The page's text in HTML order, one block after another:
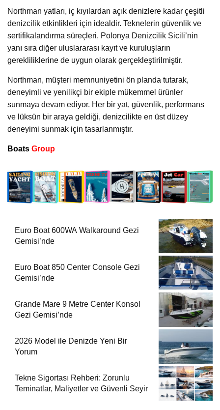
Northman yatları, iç kıyılardan açık denizlere kadar çeşitli
denizcilik etkinlikleri için idealdir. Teknelerin güvenlik ve
sertifikalandırma süreçleri, Polonya Denizcilik Sicili’nin
yanı sıra diğer uluslararası kayıt ve kuruluşların
gerekliliklerine de uygun olarak gerçekleştirilmiştir.
Northman, müşteri memnuniyetini ön planda tutarak,
deneyimli ve yenilikçi bir ekiple mükemmel ürünler
sunmaya devam ediyor. Her bir yat, güvenlik, performans
ve lüksün bir araya geldiği, denizcilikte en üst düzey
deneyimi sunmak için tasarlanmıştır.
Boats Group
Euro Boat 600WA Walkaround Gezi
Gemisi’nde
Euro Boat 850 Center Console Gezi
Gemisi’nde
Grande Mare 9 Metre Center Konsol
Gezi Gemisi’nde
2026 Model ile Denizde Yeni Bir
Yorum
Tekne Sigortası Rehberi: Zorunlu
Teminatlar, Maliyetler ve Güvenli Seyir